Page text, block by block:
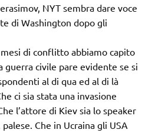
NYT sembra dare voce
di Washington dopo gli
di conflitto abbiamo capito
guerra civile pare evidente se si
al di qua ed al di là
ci sia stata una invasione
l’attore di Kiev sia lo speaker
Che in Ucraina gli USA